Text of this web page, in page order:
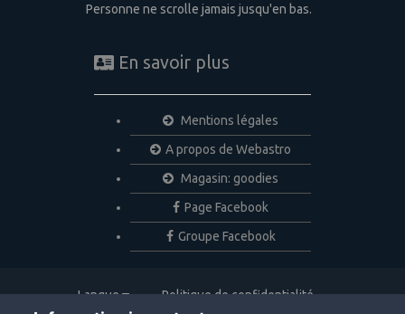
Personne ne scrolle jamais jusqu'en bas.
En savoir plus
Mentions légales
A propos de Webastro
Magasin: goodies
Page Facebook
Groupe Facebook
Langue
Politique de confidentialité